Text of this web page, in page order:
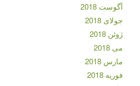
آگوست 2018
جولای 2018
ژوئن 2018
می 2018
مارس 2018
فوریه 2018